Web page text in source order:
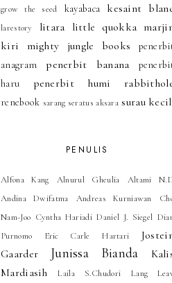
grow the seed kayabaca kesaint
larestory litara little quokka
kiri
mighty jungle books
anagram
penerbit banana
haru
penerbit humi
renebook sarang seratus aksara surau kecil
PENULIS
Alfona Kang Alnurul Gheulia
Altami
Andina Dwifatma
Andreas Kurniawan
Nam-Joo Cyntha Hariadi Daniel J. Siegel
Purnomo
Eric Carle Hartari
Gaarder
Junissa Bianda
Mardiasih
Laila S.Chudori
Lang